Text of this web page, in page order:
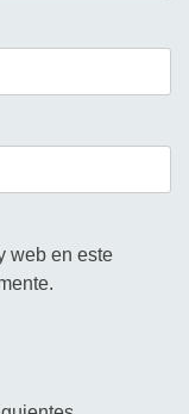
web en este